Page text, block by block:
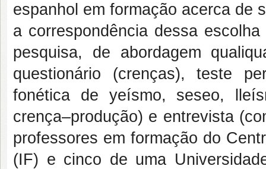
espanhol em formação acerca de
a correspondência dessa
pesquisa, de abordagem
questionário (crenças), teste
fonética de yeísmo, seseo,
crença–produção) e entrevista
professores em formação do
(IF) e cinco de uma